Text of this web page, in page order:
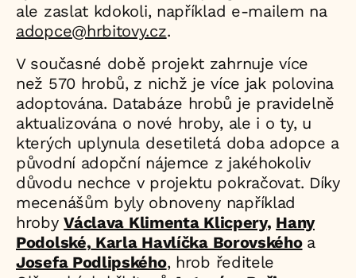
ale zaslat kdokoli, například e-mailem na
adopce@hrbitovy.cz.
V současné době projekt zahrnuje více
než 570 hrobů, z nichž je více jak polovina
adoptována. Databáze hrobů je pravidelně
aktualizována o nové hroby, ale i o ty, u
kterých uplynula desetiletá doba adopce a
původní adopční nájemce z jakéhokoliv
důvodu nechce v projektu pokračovat. Díky
mecenášům byly obnoveny například
hrobyVáclava Klimenta Klicpery, Hany
Podolské, Karla Havlíčka Borovského a
Josefa Podlipského, hrob ředitele